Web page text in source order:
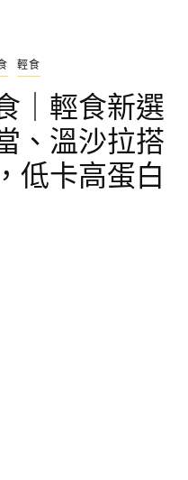
輕食
｜輕食新選
、溫沙拉搭
低卡高蛋白